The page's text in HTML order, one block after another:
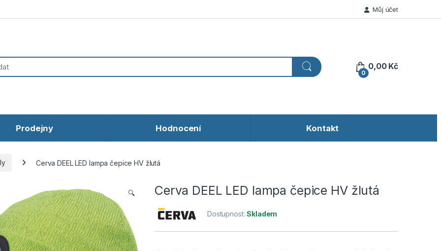
Můj účet
0
0,00 Kč
Prodejny Hodnocení Kontakt
Cerva DEEL LED lampa čepice HV žlutá
🔍 Cerva DEEL LED lampa čepice HV žlutá
Dostupnost:Skladem